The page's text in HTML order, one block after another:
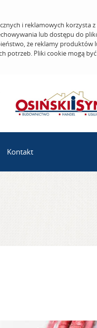
i reklamowych korzysta
lub dostępu do
że reklamy produktów
potrzeb. Pliki cookie mogą
Kontakt